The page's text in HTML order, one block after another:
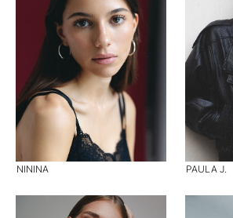
NININA PAULA J.